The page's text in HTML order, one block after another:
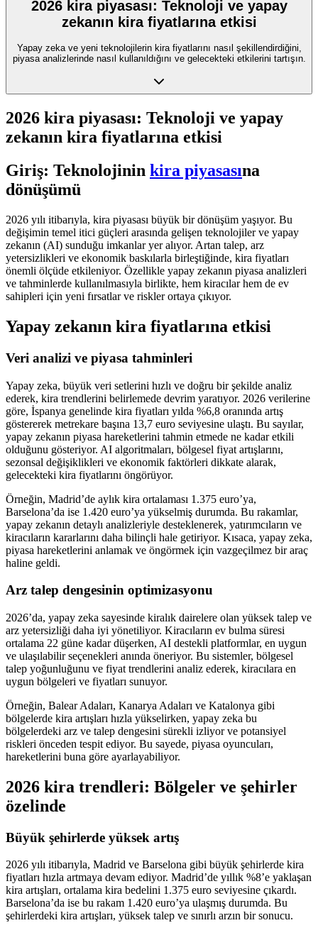
2026 kira piyasası: Teknoloji ve yapay
zekanın kira fiyatlarına etkisi
Yapay zeka ve yeni teknolojilerin kira fiyatlarını nasıl şekillendirdiğini,
piyasa analizlerinde nasıl kullanıldığını ve gelecekteki etkilerini tartışın.
2026 kira piyasası: Teknoloji ve yapay
zekanın kira fiyatlarına etkisi
Giriş: Teknolojinin kira piyasasına
dönüşümü
2026 yılı itibarıyla, kira piyasası büyük bir dönüşüm yaşıyor. Bu
değişimin temel itici güçleri arasında gelişen teknolojiler ve yapay
zekanın (AI) sunduğu imkanlar yer alıyor. Artan talep, arz
yetersizlikleri ve ekonomik baskılarla birleştiğinde, kira fiyatları
önemli ölçüde etkileniyor. Özellikle yapay zekanın piyasa analizleri
ve tahminlerde kullanılmasıyla birlikte, hem kiracılar hem de ev
sahipleri için yeni fırsatlar ve riskler ortaya çıkıyor.
Yapay zekanın kira fiyatlarına etkisi
Veri analizi ve piyasa tahminleri
Yapay zeka, büyük veri setlerini hızlı ve doğru bir şekilde analiz
ederek, kira trendlerini belirlemede devrim yaratıyor. 2026 verilerine
göre, İspanya genelinde kira fiyatları yılda %6,8 oranında artış
göstererek metrekare başına 13,7 euro seviyesine ulaştı. Bu sayılar,
yapay zekanın piyasa hareketlerini tahmin etmede ne kadar etkili
olduğunu gösteriyor. AI algoritmaları, bölgesel fiyat artışlarını,
sezonsal değişiklikleri ve ekonomik faktörleri dikkate alarak,
gelecekteki kira fiyatlarını öngörüyor.
Örneğin, Madrid’de aylık kira ortalaması 1.375 euro’ya,
Barselona’da ise 1.420 euro’ya yükselmiş durumda. Bu rakamlar,
yapay zekanın detaylı analizleriyle desteklenerek, yatırımcıların ve
kiracıların kararlarını daha bilinçli hale getiriyor. Kısaca, yapay zeka,
piyasa hareketlerini anlamak ve öngörmek için vazgeçilmez bir araç
haline geldi.
Arz talep dengesinin optimizasyonu
2026’da, yapay zeka sayesinde kiralık dairelere olan yüksek talep ve
arz yetersizliği daha iyi yönetiliyor. Kiracıların ev bulma süresi
ortalama 22 güne kadar düşerken, AI destekli platformlar, en uygun
ve ulaşılabilir seçenekleri anında öneriyor. Bu sistemler, bölgesel
talep yoğunluğunu ve fiyat trendlerini analiz ederek, kiracılara en
uygun bölgeleri ve fiyatları sunuyor.
Örneğin, Balear Adaları, Kanarya Adaları ve Katalonya gibi
bölgelerde kira artışları hızla yükselirken, yapay zeka bu
bölgelerdeki arz ve talep dengesini sürekli izliyor ve potansiyel
riskleri önceden tespit ediyor. Bu sayede, piyasa oyuncuları,
hareketlerini buna göre ayarlayabiliyor.
2026 kira trendleri: Bölgeler ve şehirler
özelinde
Büyük şehirlerde yüksek artış
2026 yılı itibarıyla, Madrid ve Barselona gibi büyük şehirlerde kira
fiyatları hızla artmaya devam ediyor. Madrid’de yıllık %8’e yaklaşan
kira artışları, ortalama kira bedelini 1.375 euro seviyesine çıkardı.
Barselona’da ise bu rakam 1.420 euro’ya ulaşmış durumda. Bu
şehirlerdeki kira artışları, yüksek talep ve sınırlı arzın bir sonucu.